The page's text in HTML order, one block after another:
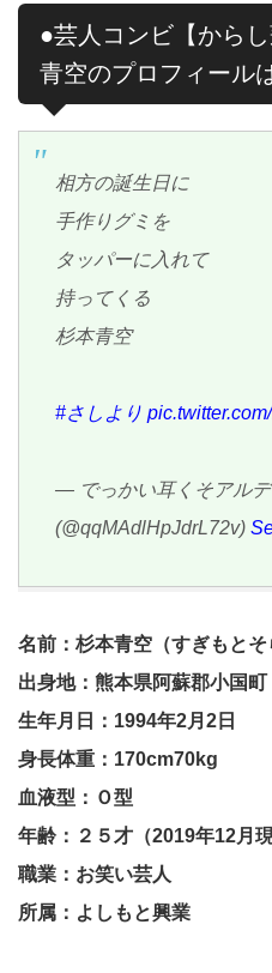
●芸人コンビ【から
青空のプロフィール
相方の誕生日に
手作りグミを
タッパーに入れて
持ってくる
杉本青空
#さしより
— でっかい耳くそアル
(@qqMAdlHpJdrL72v)
名前：杉本青空（すぎもとそ
出身地：熊本県阿蘇郡小国町
生年月日：1994年2月2日
身長体重：170cm70kg
血液型：Ｏ型
年齢：２５才（2019年12月現
職業：お笑い芸人
所属：よしもと興業